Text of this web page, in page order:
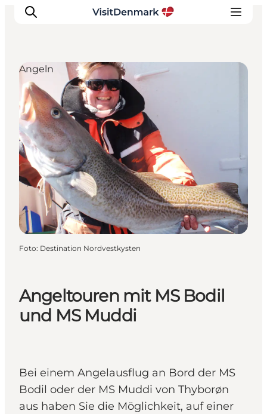
Inspiration
Regionen
Erlebnisse
Unterkünfte
Reiseplanung
Angeltouren mit MS Bodil
und MS Muddi
Bei einem Angelausflug an Bord der MS
Bodil oder der MS Muddi von Thyborøn
aus haben Sie die Möglichkeit, auf einer
Angeln
Foto: Destination Nordvestkysten